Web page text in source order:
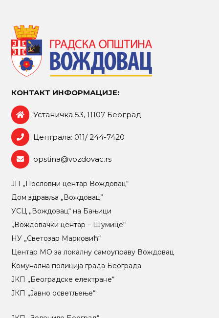
КОНТАКТ ИНФОРМАЦИЈЕ:
Устаничка 53, 11107 Београд
Централа: 011/ 244-7420
opstina@vozdovac.rs
ЈП „Пословни центар Вождовац“
Дом здравља „Вождовац”
УСЦ „Вождовац“ на Бањици
„Вождовачки центар – Шумице“
НУ „Светозар Марковић“
Центар МO за локалну самоуправу Вождовац
Комунална полиција града Београда
ЈКП „Београдске електране“
ЈКП „Јавно осветљење“